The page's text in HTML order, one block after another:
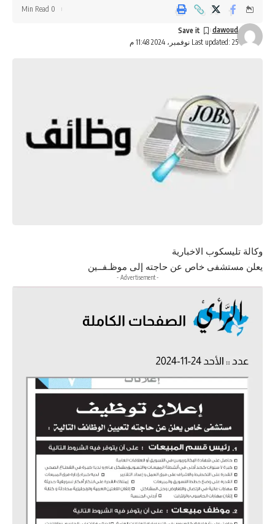
Last updated: 25 نوفمبر، 2024 11:48 م
dawoud
0 Min Read
وكالة تليسكوب الاخبارية
يعلن مستشفى خاص عن حاجته إلى موظـفــين
- Advertisement -